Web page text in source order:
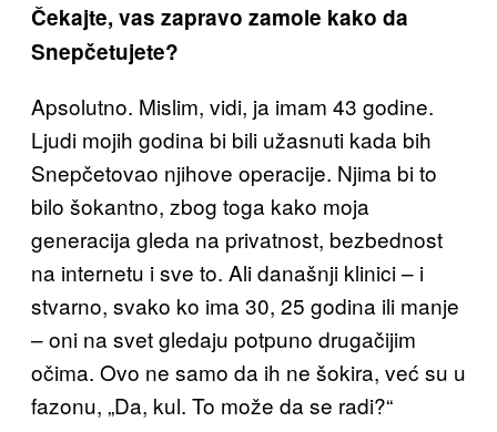
Čekajte, vas zapravo zamole kako da
Snepčetujete?
Apsolutno. Mislim, vidi, ja imam 43 godine.
Ljudi mojih godina bi bili užasnuti kada bih
Snepčetovao njihove operacije. Njima bi to
bilo šokantno, zbog toga kako moja
generacija gleda na privatnost, bezbednost
na internetu i sve to. Ali današnji klinici – i
stvarno, svako ko ima 30, 25 godina ili manje
– oni na svet gledaju potpuno drugačijim
očima. Ovo ne samo da ih ne šokira, već su u
fazonu, „Da, kul. To može da se radi?“